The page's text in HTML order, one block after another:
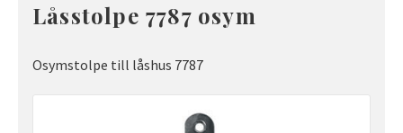
Låsstolpe 7787 osym
Osymstolpe till låshus 7787